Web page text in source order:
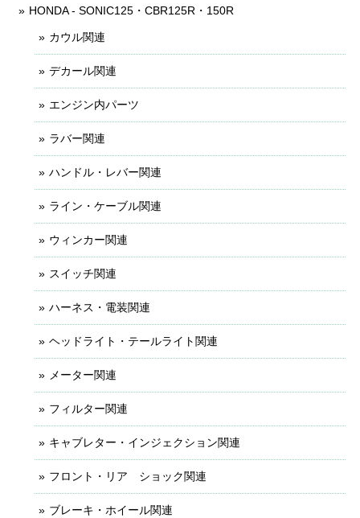
HONDA - SONIC125・CBR125R・150R
カウル関連
デカール関連
エンジン内パーツ
ラバー関連
ハンドル・レバー関連
ライン・ケーブル関連
ウィンカー関連
スイッチ関連
ハーネス・電装関連
ヘッドライト・テールライト関連
メーター関連
フィルター関連
キャブレター・インジェクション関連
フロント・リア ショック関連
ブレーキ・ホイール関連